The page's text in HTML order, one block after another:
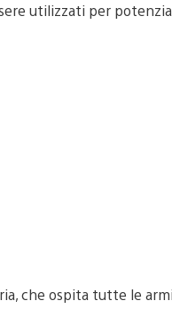
utilizzati per
che ospita tutte le